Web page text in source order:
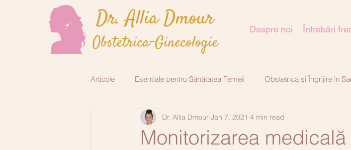
Despre noi Întrebări
Articole Esentiale pentru Sănătatea Femeii Obstetrică și Îngrijire în
Endocrinologie Chirurgie plastică-estetică
Monitorizarea
Dr. Allia Dmour Jan 7, 2021 4 min read